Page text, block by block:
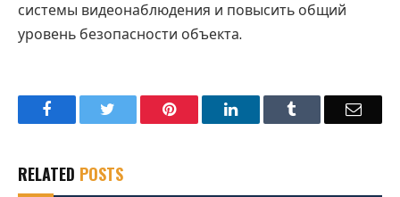
системы видеонаблюдения и повысить общий
уровень безопасности объекта.
Facebook Pinterest LinkedIn Email
RELATED POSTS